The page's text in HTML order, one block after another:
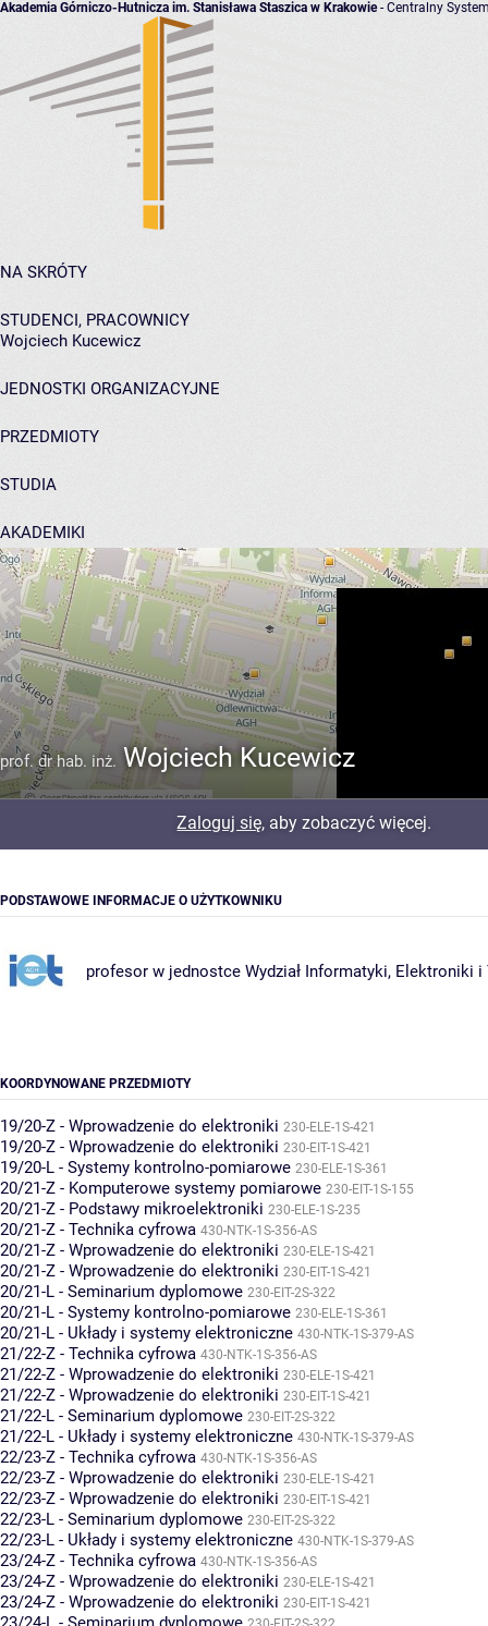
Akademia Górniczo-Hutnicza im. Stanisława Staszica w Krakowie- Centralny
NA SKRÓTY
STUDENCI, PRACOWNICY
Wojciech Kucewicz
JEDNOSTKI ORGANIZACYJNE
PRZEDMIOTY
STUDIA
AKADEMIKI
POMOC
prof. dr hab. inż. Wojciech Kucewicz
Zaloguj się, aby zobaczyć więcej.
PODSTAWOWE INFORMACJE O UŻYTKOWNIKU
profesor w jednostce Wydział Informatyki, Elektroniki
KOORDYNOWANE PRZEDMIOTY
19/20-Z - Wprowadzenie do elektroniki 230-ELE-1S-421
19/20-Z - Wprowadzenie do elektroniki 230-EIT-1S-421
19/20-L - Systemy kontrolno-pomiarowe 230-ELE-1S-361
20/21-Z - Komputerowe systemy pomiarowe 230-EIT-1S-155
20/21-Z - Podstawy mikroelektroniki 230-ELE-1S-235
20/21-Z - Technika cyfrowa 430-NTK-1S-356-AS
20/21-Z - Wprowadzenie do elektroniki 230-ELE-1S-421
20/21-Z - Wprowadzenie do elektroniki 230-EIT-1S-421
20/21-L - Seminarium dyplomowe 230-EIT-2S-322
20/21-L - Systemy kontrolno-pomiarowe 230-ELE-1S-361
20/21-L - Układy i systemy elektroniczne 430-NTK-1S-379-AS
21/22-Z - Technika cyfrowa 430-NTK-1S-356-AS
21/22-Z - Wprowadzenie do elektroniki 230-ELE-1S-421
21/22-Z - Wprowadzenie do elektroniki 230-EIT-1S-421
21/22-L - Seminarium dyplomowe 230-EIT-2S-322
21/22-L - Układy i systemy elektroniczne 430-NTK-1S-379-AS
22/23-Z - Technika cyfrowa 430-NTK-1S-356-AS
22/23-Z - Wprowadzenie do elektroniki 230-ELE-1S-421
22/23-Z - Wprowadzenie do elektroniki 230-EIT-1S-421
22/23-L - Seminarium dyplomowe 230-EIT-2S-322
22/23-L - Układy i systemy elektroniczne 430-NTK-1S-379-AS
23/24-Z - Technika cyfrowa 430-NTK-1S-356-AS
23/24-Z - Wprowadzenie do elektroniki 230-ELE-1S-421
23/24-Z - Wprowadzenie do elektroniki 230-EIT-1S-421